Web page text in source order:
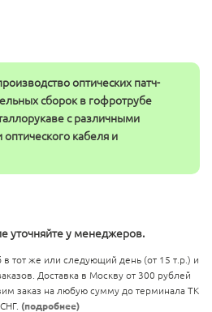
оптических патч-
сборок в гофротрубе
с различными
кабеля и
уточняйте у менеджеров.
в тот же или следующий день (от 15 т.р.) и
Доставка в Москву от 300 рублей
заказ на любую сумму до терминала ТК
(подробнее)